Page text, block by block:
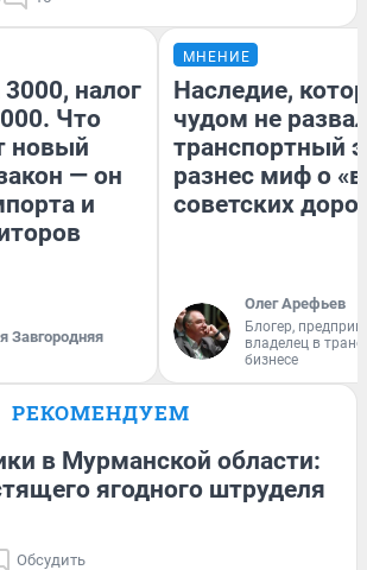
налог
Что
новый
— он
и
Завгородняя
МНЕНИЕ
Наследие,
чудом не
транспортный
разнес миф о
советских
Олег Арефьев
Блогер,
владелец в
бизнесе
РЕКОМЕНДУЕМ
в Мурманской области:
ягодного штруделя
Обсудить